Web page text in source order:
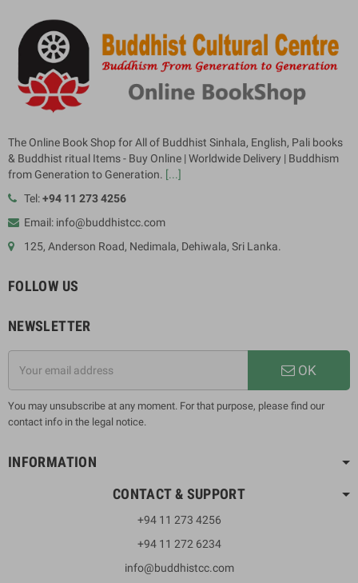
The Online Book Shop for All of Buddhist Sinhala, English, Pali books
& Buddhist ritual Items - Buy Online | Worldwide Delivery | Buddhism
from Generation to Generation. [...]
Tel:+94 11 273 4256
Email: info@buddhistcc.com
125, Anderson Road, Nedimala, Dehiwala, Sri Lanka.
FOLLOW US
NEWSLETTER
OK
You may unsubscribe at any moment. For that purpose, please find our
contact info in the legal notice.
INFORMATION
CONTACT & SUPPORT
+94 11 273 4256
+94 11 272 6234
info@buddhistcc.com